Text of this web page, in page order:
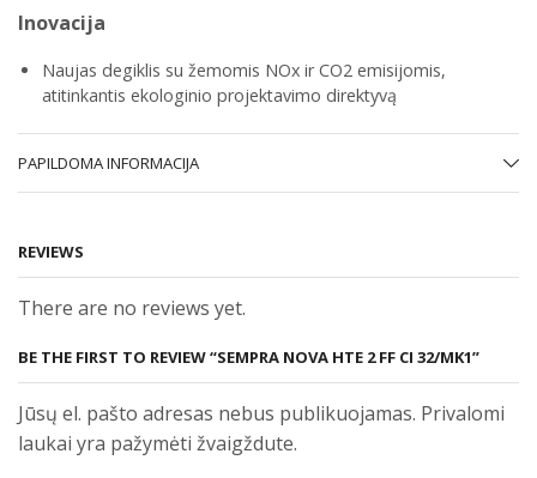
Inovacija
Naujas degiklis su žemomis NOx ir CO2 emisijomis,
atitinkantis ekologinio projektavimo direktyvą
PAPILDOMA INFORMACIJA
REVIEWS
There are no reviews yet.
BE THE FIRST TO REVIEW “SEMPRA NOVA HTE 2 FF CI 32/MK1”
Jūsų el. pašto adresas nebus publikuojamas. Privalomi
laukai yra pažymėti žvaigždute.